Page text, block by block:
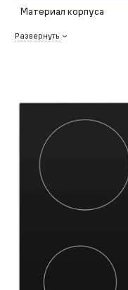
Материал корпуса
Развернуть